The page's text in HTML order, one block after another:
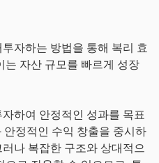
자하는 방법을 통해 복리 효
는 자산 규모를 빠르게 성장
하여 안정적인 성과를 목표
안정적인 수익 창출을 중시하
나 복잡한 구조와 상대적으